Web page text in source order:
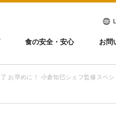
食の安全・安心 お問
お早めに！ 小倉知巳シェフ監修スペ